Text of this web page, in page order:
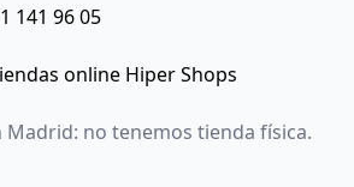
141 96 05
online Hiper Shops
Madrid: no tenemos tienda física.